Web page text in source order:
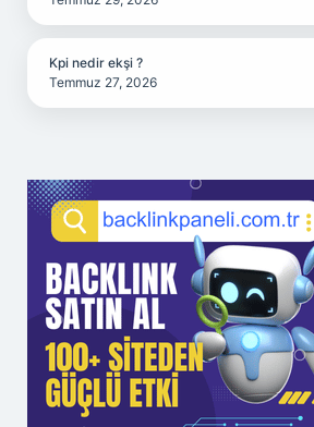
Kpi nedir ekşi ?
Temmuz 27, 2026